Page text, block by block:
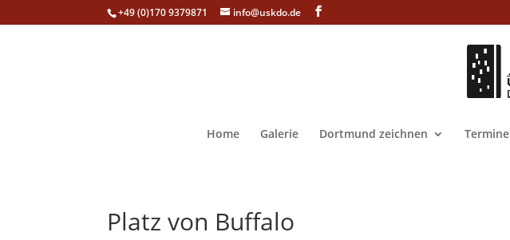
+49 (0)170 9379871 info@uskdo.de
Home Galerie Dortmund zeichnen Termine
Platz von Buffalo